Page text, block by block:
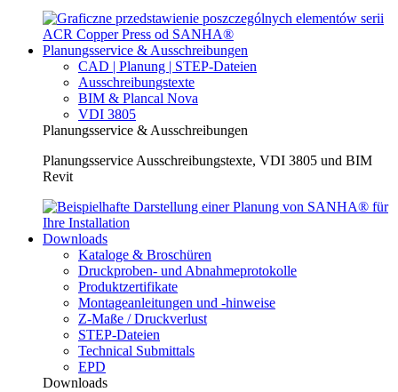
Planungsservice & Ausschreibungen
CAD | Planung | STEP-Dateien
Ausschreibungstexte
BIM & Plancal Nova
VDI 3805
Planungsservice & Ausschreibungen
Planungsservice Ausschreibungstexte, VDI 3805 und BIM
Revit
Downloads
Kataloge & Broschüren
Druckproben- und Abnahmeprotokolle
Produktzertifikate
Montageanleitungen und -hinweise
Z-Maße / Druckverlust
STEP-Dateien
Technical Submittals
EPD
Downloads